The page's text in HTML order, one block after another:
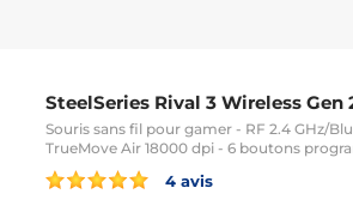
SteelSeries Rival 3 Wireless Gen
Souris sans fil pour gamer - RF 2.4 GHz/
TrueMove Air 18000 dpi - 6 boutons
4 avis